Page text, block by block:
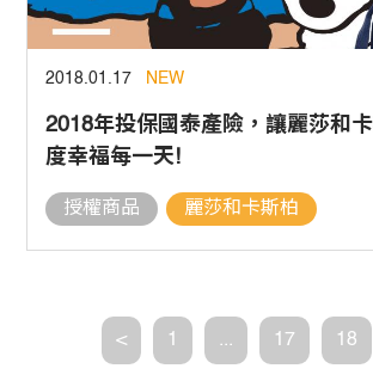
2018.01.17 NEW
2018年投保國泰產險，讓麗莎和
度幸福每一天!
授權商品 麗莎和卡斯柏
< 1 ... 17 18